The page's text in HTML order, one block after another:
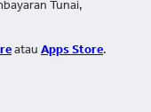
Tunai,
atau Apps Store.